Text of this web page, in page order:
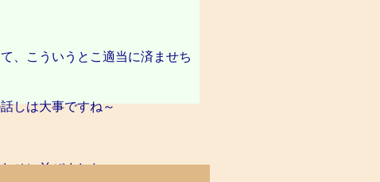
、こういうとこ適当に済ませち
しは大事ですね～
せに並びました。